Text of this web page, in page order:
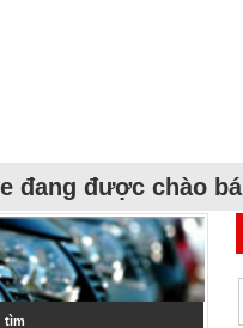
đang được chào
tìm